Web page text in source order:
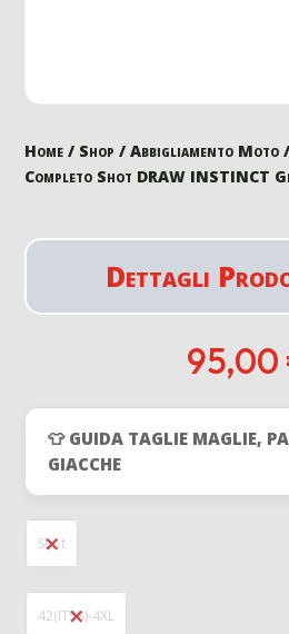
Home / Shop /Abbigliamento Moto /
Completo Shot DRAW INSTINCT
Dettagli
95,00
👕 GUIDA TAGLIE MAGLIE,
GIACCHE
Shot
42(IT58)-4XL